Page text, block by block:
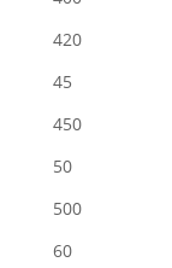
420
45
450
50
500
60